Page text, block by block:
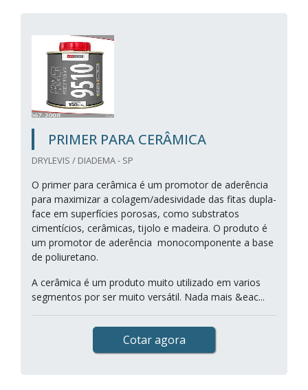
PRIMER PARA CERÂMICA
DRYLEVIS / DIADEMA - SP
O primer para cerâmica é um promotor de aderência
para maximizar a colagem/adesividade das fitas dupla-
face em superfícies porosas, como substratos
cimentícios, cerâmicas, tijolo e madeira. O produto é
um promotor de aderência monocomponente a base
de poliuretano.
A cerâmica é um produto muito utilizado em varios
segmentos por ser muito versátil. Nada mais &eac...
Cotar agora